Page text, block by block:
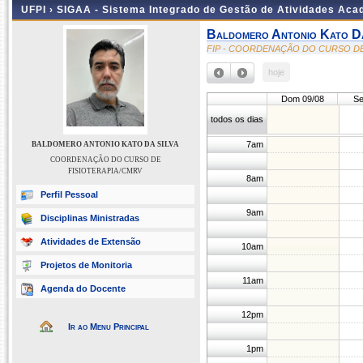
UFPI › SIGAA - Sistema Integrado de Gestão de Atividades
BALDOMERO ANTONIO KATO DA SILVA
COORDENAÇÃO DO CURSO DE
FISIOTERAPIA/CMRV
Perfil Pessoal
Disciplinas Ministradas
Atividades de Extensão
Projetos de Monitoria
Agenda do Docente
Ir ao Menu Principal
Baldomero Antonio Kato
FIP - COORDENAÇÃO DO CURSO
hoje
Dom 09/08
todos os dias
7am
8am
9am
10am
11am
12pm
1pm